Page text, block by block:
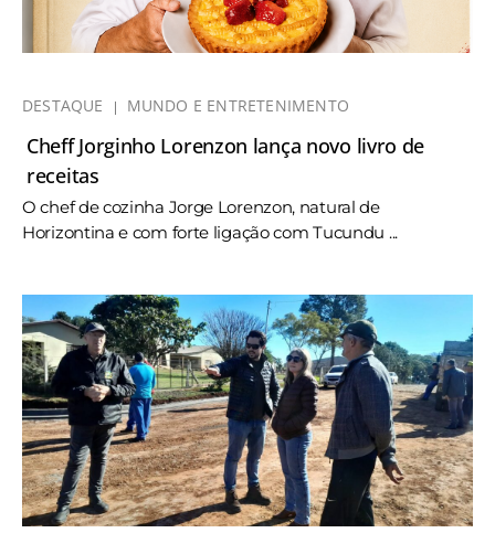
DESTAQUE MUNDO E ENTRETENIMENTO
Cheff Jorginho Lorenzon lança novo livro de
receitas
O chef de cozinha Jorge Lorenzon, natural de
Horizontina e com forte ligação com Tucundu ...